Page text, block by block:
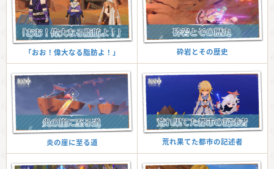
「おお！偉大なる脂肪よ！」 砕岩とその歴史
炎の崖に至る道 荒れ果てた都市の記述者